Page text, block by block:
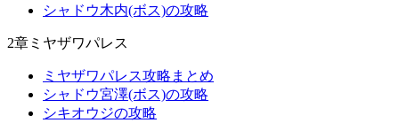
シャドウ木内(ボス)の攻略
2章ミヤザワパレス
ミヤザワパレス攻略まとめ
シャドウ宮澤(ボス)の攻略
シキオウジの攻略